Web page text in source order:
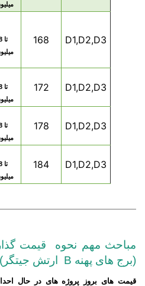
D1,D2,D3
168
D1,D2,D3
172
D1,D2,D3
178
D1,D2,D3
184
مباحث مهم نحوه قیمت
(برج های پهنه B ارتش جیتگر)